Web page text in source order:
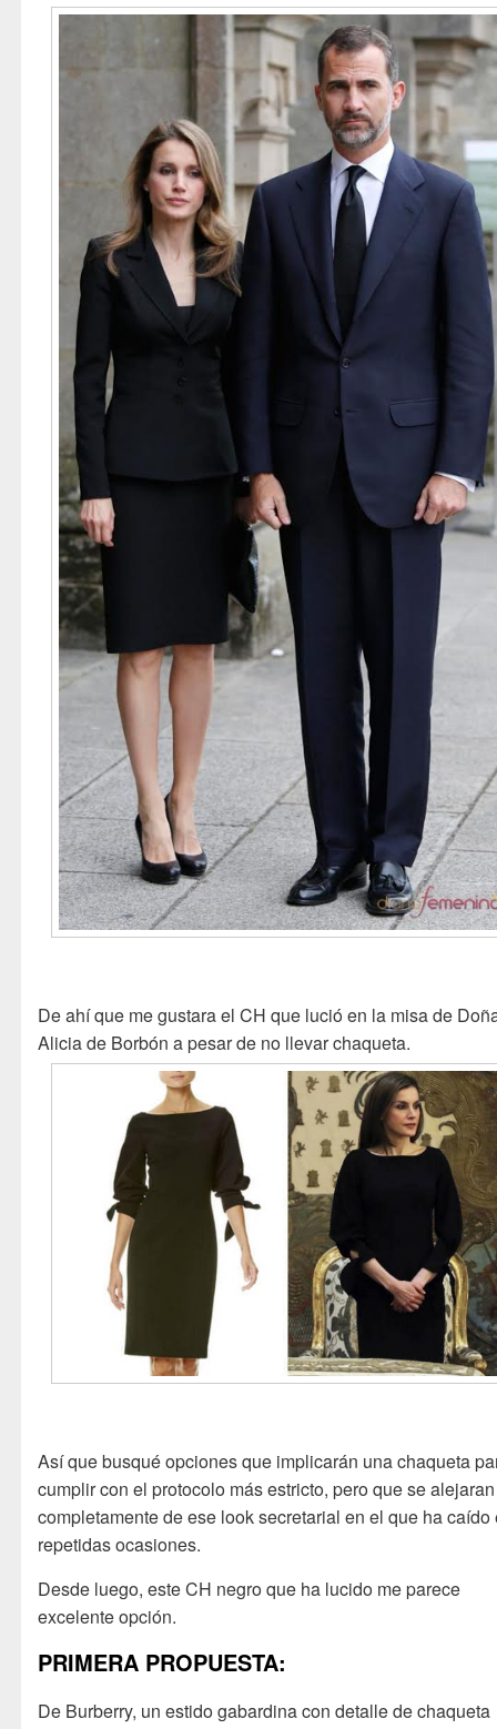
De ahí que me gustara el CH que lució en la misa de
Alicia de Borbón a pesar de no llevar chaqueta.
Así que busqué opciones que implicarán una chaqueta
cumplir con el protocolo más estricto, pero que se alejaran
completamente de ese look secretarial en el que ha caído
repetidas ocasiones.
Desde luego, este CH negro que ha lucido me parece
excelente opción.
PRIMERA PROPUESTA:
De Burberry, un estido gabardina con detalle de chaqueta